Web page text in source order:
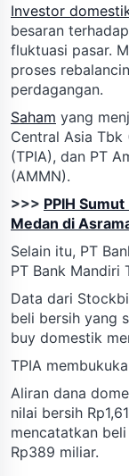
Investor
besaran
fluktuasi pasar.
proses
perdagangan.
Saham yang
Central Asia Tbk
(TPIA), dan PT
(AMMN).
>>> PPIH
Medan di
Selain itu, PT
PT Bank Mandiri
Data dari
beli bersih yang
buy domestik
TPIA
Aliran dana
nilai bersih
mencatatkan
Rp389 miliar.